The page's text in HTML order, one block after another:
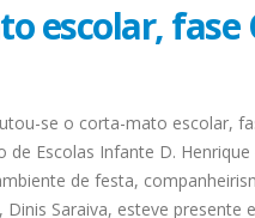
escolar, fase
se o corta-mato escolar,
Escolas Infante D.
de festa,
Saraiva, esteve presente
Escolares 2026/2027